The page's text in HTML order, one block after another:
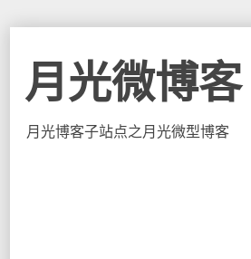
月光微博客
月光博客子站点之月光微型博客